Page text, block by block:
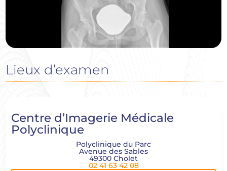
Lieux d’examen
Centre d’Imagerie Médicale
Polyclinique
Polyclinique du Parc
Avenue des Sables
49300 Cholet
02 41 63 42 08